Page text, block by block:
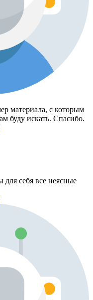
материала, с которым
буду искать. Спасибо.
для себя все неясные